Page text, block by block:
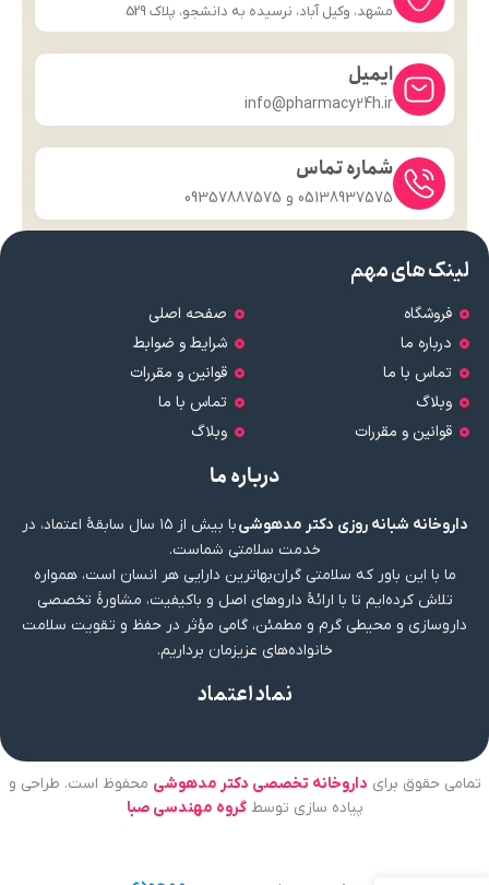
مشهد، وکیل آباد، نرسیده به دانشجو، پلاک 529
ایمیل
info@pharmacy24h.ir
شماره تماس
05138937575 و 09357887575
لینک های مهم
فروشگاه
درباره ما
تماس با ما
وبلاگ
قوانین و مقررات
صفحه اصلی
شرایط و ضوابط
قوانین و مقررات
تماس با ما
وبلاگ
درباره ما
داروخانه شبانه روزی دکتر مدهوشی
با بیش از ۱۵ سال سابقهٔ اعتماد، در
خدمت سلامتی شماست.
ما با این باور که سلامتی گران‌بهاترین دارایی هر انسان است، همواره
تلاش کرده‌ایم تا با ارائهٔ داروهای اصل و باکیفیت، مشاورهٔ تخصصی
داروسازی و محیطی گرم و مطمئن، گامی مؤثر در حفظ و تقویت سلامت
خانواده‌های عزیزمان برداریم.
نماد اعتماد
تمامی حقوق برای داروخانه تخصصی دکتر مدهوشی محفوظ است. طراحی و
پیاده سازی توسطگروه مهندسی صبا